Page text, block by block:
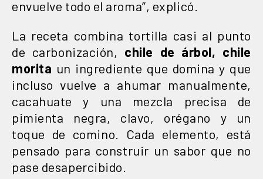
envuelve todo el aroma”, explicó.
La receta combina tortilla casi al punto
de carbonización, chile de árbol, chile
morita un ingrediente que domina y que
incluso vuelve a ahumar manualmente,
cacahuate y una mezcla precisa de
pimienta negra, clavo, orégano y un
toque de comino. Cada elemento, está
pensado para construir un sabor que no
pase desapercibido.